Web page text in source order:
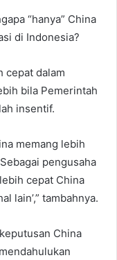
“hanya” China
di Indonesia?
cepat dalam
bila Pemerintah
insentif.
memang lebih
pengusaha
cepat China
lain’,” tambahnya.
China